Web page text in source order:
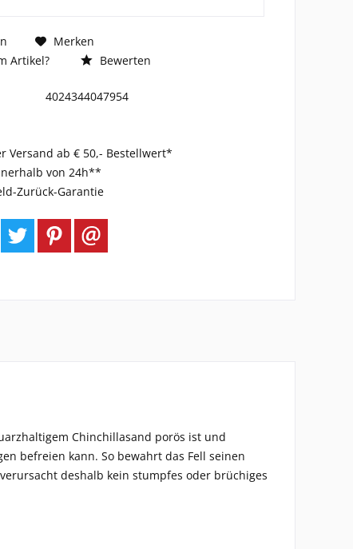
Merken
Artikel?
Bewerten
4024344047954
Versand ab € 50,- Bestellwert*
von 24h**
Zurück-Garantie
Chinchillasand porös ist und
befreien kann. So bewahrt das Fell seinen
deshalb kein stumpfes oder brüchiges